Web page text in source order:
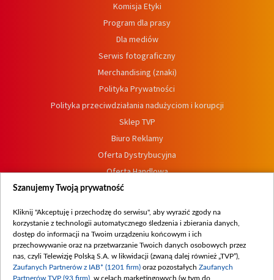
Komisja Etyki
Program dla prasy
Dla mediów
Serwis fotograficzny
Merchandising (znaki)
Polityka Prywatności
Polityka przeciwdziałania nadużyciom i korupcji
Sklep TVP
Biuro Reklamy
Oferta Dystrybucyjna
Oferta Handlowa
Dostępność
Procedura zgłoszeń wewnętrznych
Szanujemy Twoją prywatność
Kliknij "Akceptuję i przechodzę do serwisu", aby wyrazić zgody na
korzystanie z technologii automatycznego śledzenia i zbierania danych,
dostęp do informacji na Twoim urządzeniu końcowym i ich
przechowywanie oraz na przetwarzanie Twoich danych osobowych przez
nas, czyli Telewizję Polską S.A. w likwidacji (zwaną dalej również „TVP”),
Zaufanych Partnerów z IAB* (1201 firm) oraz pozostałych Zaufanych
Partnerów TVP (93 firm) , w celach marketingowych (w tym do